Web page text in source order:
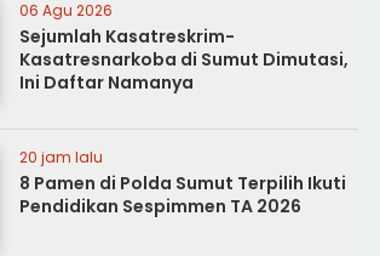
06 Agu 2026
Sejumlah Kasatreskrim-
Kasatresnarkoba di Sumut Dimutasi,
Ini Daftar Namanya
20 jam lalu
8 Pamen di Polda Sumut Terpilih Ikuti
Pendidikan Sespimmen TA 2026